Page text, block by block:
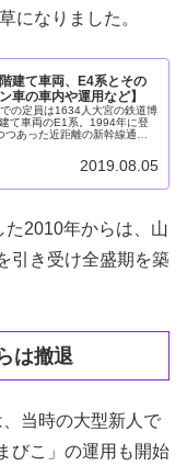
になりました。
建て車両、E4系とその
車の車内や運用など】
の定員は1634人大宮の鉄道博
て車両のE1系。1994年に登
あった近距離の新幹線通勤
2019.08.05
2010年からは、山
引き受け全盛期を築
は撤退
当時の大型新人で
びこ」の運用も開始